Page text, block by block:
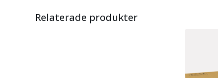
Relaterade produkter